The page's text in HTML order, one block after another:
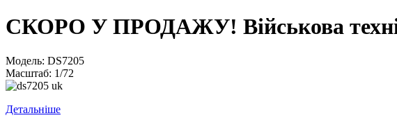
СКОРО У ПРОДАЖУ! Військова
Модель: DS7205
Масштаб: 1/72
Детальніше